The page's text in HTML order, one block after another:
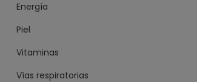
Energía
Piel
Vitaminas
Vías respiratorias